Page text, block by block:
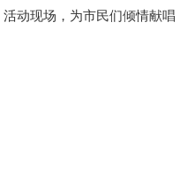
活动现场，为市民们倾情献唱